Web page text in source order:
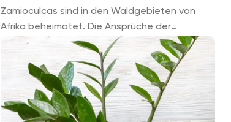
Zamioculcas sind in den Waldgebieten von
Afrika beheimatet. Die Ansprüche der
Glücksfeder an den Standort, besonders was
die Lichtverhältnisse anbelangt, sind gering.
Das ist einer der Grü...